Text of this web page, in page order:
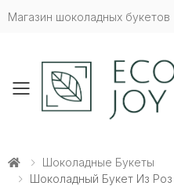
Магазин шоколадных букетов
Toggle mobile
Шоколадные Букеты
Шоколадный Букет Из